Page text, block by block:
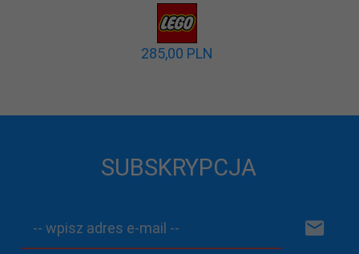
285,00 PLN
SUBSKRYPCJA
-- wpisz adres e-mail --